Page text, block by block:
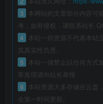
3
本网站的文章部分内容可
考，如有侵权，请联系站长
4
本站一切资源不代表本站
其真实性负责。
5
本站一律禁止以任何方式
客发现请向站长举报
6
本站资源大多存储在云盘
会第一时间更新。